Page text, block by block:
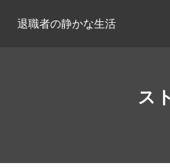
退職者の静かな生活
ス